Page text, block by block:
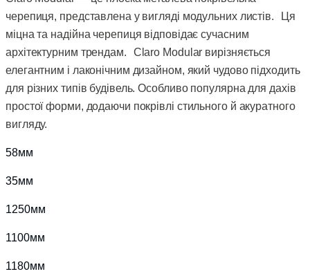
черепиця, представлена у вигляді модульних листів. Ця
міцна та надійна черепиця відповідає сучасним
архітектурним трендам. Claro Modular вирізняється
елегантним і лаконічним дизайном, який чудово підходить
для різних типів будівель. Особливо популярна для дахів
простої форми, додаючи покрівлі стильного й акуратного
вигляду.
58мм
35мм
1250мм
1100мм
1180мм